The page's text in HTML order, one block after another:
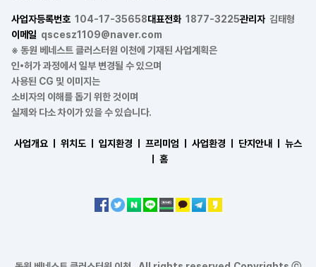
사업자등록번호 104-17-35658대표전화 1877-3225관리자 김태형
이메일 qscesz1109@naver.com
※ 동원 베네스트 클러스터원 이천에 기재된 사업계획은
인•허가 과정에서 일부 변경될 수 있으며
사용된 CG 및 이미지는
소비자의 이해를 돕기 위한 것이며
실제와 다소 차이가 있을 수 있습니다.
사업개요 ㅣ 위치도 ㅣ 입지환경 ㅣ 프리미엄 ㅣ 사업환경 ㅣ 단지안내 ㅣ
뉴스
홈